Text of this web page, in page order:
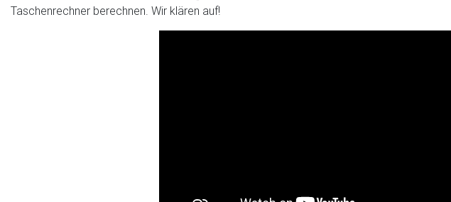
Taschenrechner berechnen. Wir klären auf!